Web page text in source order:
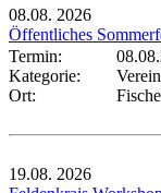
08.08. 2026
Öffentliches
Termin:
Kategorie:
Ort:
19.08. 2026